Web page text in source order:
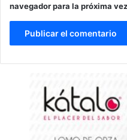
navegador para la próxima